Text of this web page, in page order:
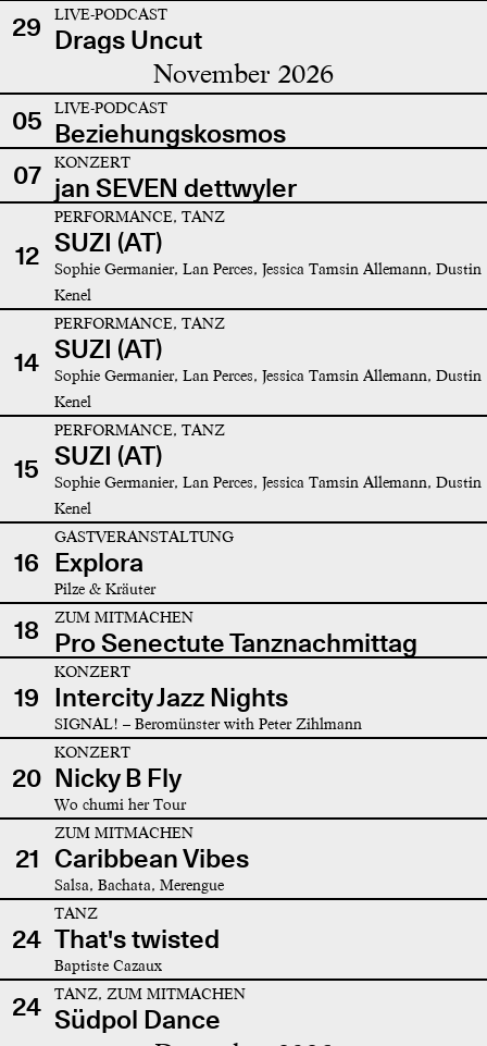
29
LIVE-PODCAST
Drags Uncut
November 2026
05 LIVE-PODCAST
Beziehungskosmos
07
KONZERT
jan SEVEN dettwyler
12
PERFORMANCE, TANZ
SUZI (AT)
Sophie Germanier, Lan Perces, Jessica Tamsin Allemann, Dustin
Kenel
14
PERFORMANCE, TANZ
SUZI (AT)
Sophie Germanier, Lan Perces, Jessica Tamsin Allemann, Dustin
Kenel
15
PERFORMANCE, TANZ
SUZI (AT)
Sophie Germanier, Lan Perces, Jessica Tamsin Allemann, Dustin
Kenel
16
GASTVERANSTALTUNG
Explora
Pilze & Kräuter
18 ZUM MITMACHEN
Pro Senectute Tanznachmittag
19
KONZERT
Intercity Jazz Nights
SIGNAL! – Beromünster with Peter Zihlmann
20
KONZERT
Nicky B Fly
Wo chumi her Tour
21
ZUM MITMACHEN
Caribbean Vibes
Salsa, Bachata, Merengue
24
TANZ
That's twisted
Baptiste Cazaux
24 TANZ, ZUM MITMACHEN
Südpol Dance